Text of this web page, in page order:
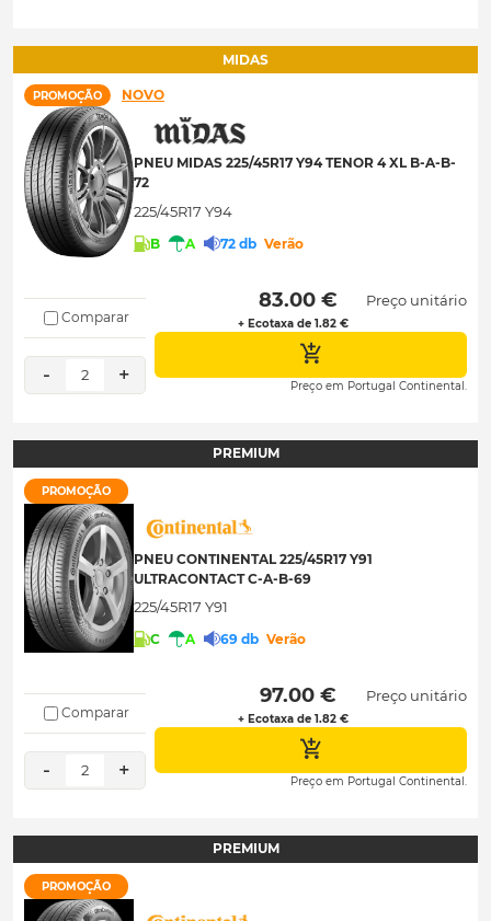
MIDAS
PROMOÇÃO NOVO
PNEU MIDAS 225/45R17 Y94 TENOR 4 XL B-A-B-
72
225/45R17 Y94
B A 72 db Verão
Comparar
- 2 +
83.00 €
+ Ecotaxa de 1.82 €
Preço unitário
Preço em Portugal Continental.
PREMIUM
PROMOÇÃO
PNEU CONTINENTAL 225/45R17 Y91
ULTRACONTACT C-A-B-69
225/45R17 Y91
C A 69 db Verão
Comparar
- 2 +
97.00 €
+ Ecotaxa de 1.82 €
Preço unitário
Preço em Portugal Continental.
PREMIUM
PROMOÇÃO